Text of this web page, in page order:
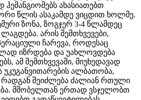
ახასიათებთ
წლის ასაკამდე ვიცდით ხოლმე.
ზონა, ზოგჯერ 3-4 წლამდეც
არის შემთხვევები,
ჩარევა, როდესაც
იზრდება და უახლოვდება
ამ შემთხვევაში, მიუხედავად
უკუგანვითარების ალბათობა,
შეიძლება ძალიან რთული
მშობელთან ერთად ვსჯელობთ